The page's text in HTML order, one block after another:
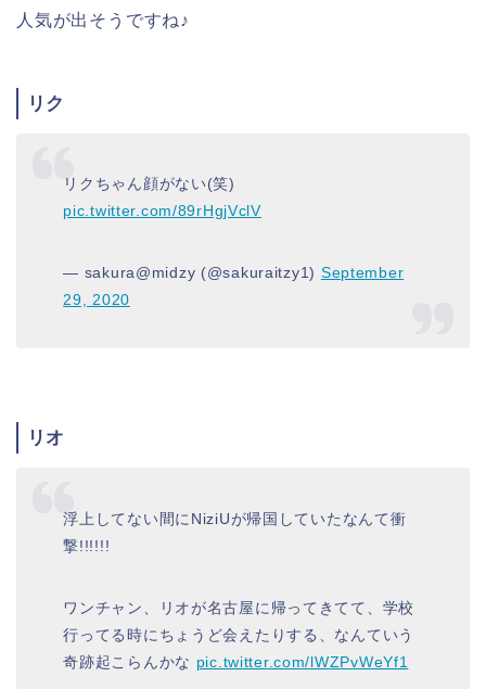
人気が出そうですね♪
リク
リクちゃん顔がない(笑)
pic.twitter.com/89rHgjVclV
— sakura@midzy (@sakuraitzy1) September
29, 2020
リオ
浮上してない間にNiziUが帰国していたなんて衝
撃!!!!!!
ワンチャン、リオが名古屋に帰ってきてて、学校
行ってる時にちょうど会えたりする、なんていう
奇跡起こらんかな pic.twitter.com/lWZPvWeYf1